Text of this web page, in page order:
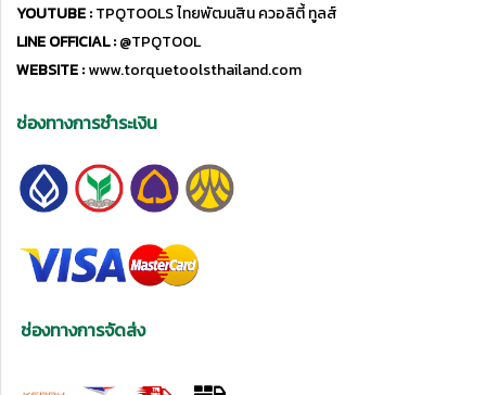
YOUTUBE :TPQTOOLS ไทยพัฒนสิน ควอลิตี้ ทูลส์
LINE OFFICIAL :@TPQTOOL
WEBSITE :www.torquetoolsthailand.com
ช่องทางการชำระเงิน
ช่องทางการจัดส่ง